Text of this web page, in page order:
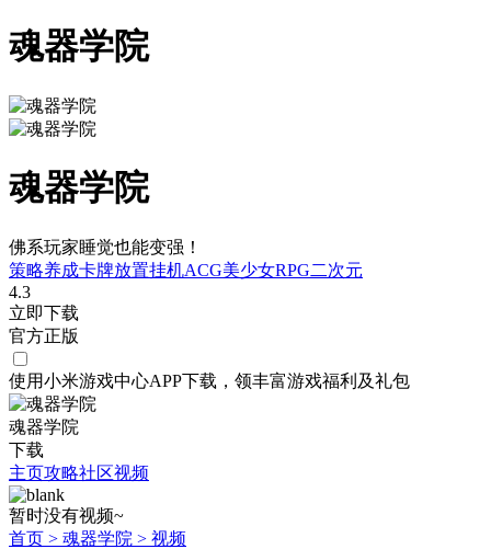
魂器学院
魂器学院
佛系玩家睡觉也能变强！
策略养成卡牌放置挂机ACG美少女RPG二次元
4.3
立即下载
官方正版
使用小米游戏中心APP下载 ，领丰富游戏福利 及礼包
魂器学院
下载
主页攻略社区视频
暂时没有视频~
首页 > 魂器学院 > 视频